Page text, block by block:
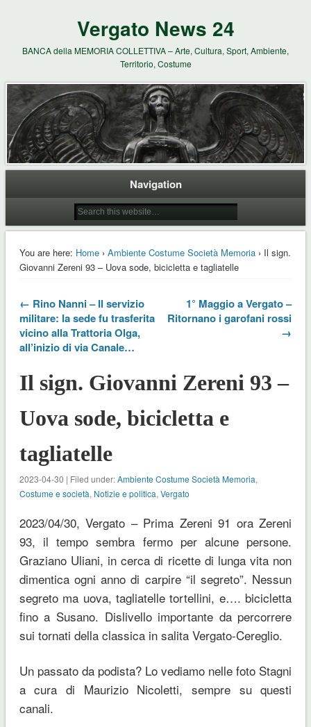
Vergato News 24
BANCA della MEMORIA COLLETTIVA – Arte, Cultura, Sport, Ambiente,
Territorio, Costume
Navigation
You are here: Home› Ambiente Costume Società Memoria› Il sign.
Giovanni Zereni 93 – Uova sode, bicicletta e tagliatelle
← Rino Nanni – Il servizio
militare: la sede fu trasferita
vicino alla Trattoria Olga,
all’inizio di via Canale…
1° Maggio a Vergato –
Ritornano i garofani rossi
→
Il sign. Giovanni Zereni 93 –
Uova sode, bicicletta e
tagliatelle
2023-04-30 | Filed under:Ambiente Costume Società Memoria,
Costume e società, Notizie e politica, Vergato
2023/04/30, Vergato – Prima Zereni 91 ora Zereni
93, il tempo sembra fermo per alcune persone.
Graziano Uliani, in cerca di ricette di lunga vita non
dimentica ogni anno di carpire “il segreto”. Nessun
segreto ma uova, tagliatelle tortellini, e…. bicicletta
fino a Susano. Dislivello importante da percorrere
sui tornati della classica in salita Vergato-Cereglio.
Un passato da podista? Lo vediamo nelle foto Stagni
a cura di Maurizio Nicoletti, sempre su questi
canali.